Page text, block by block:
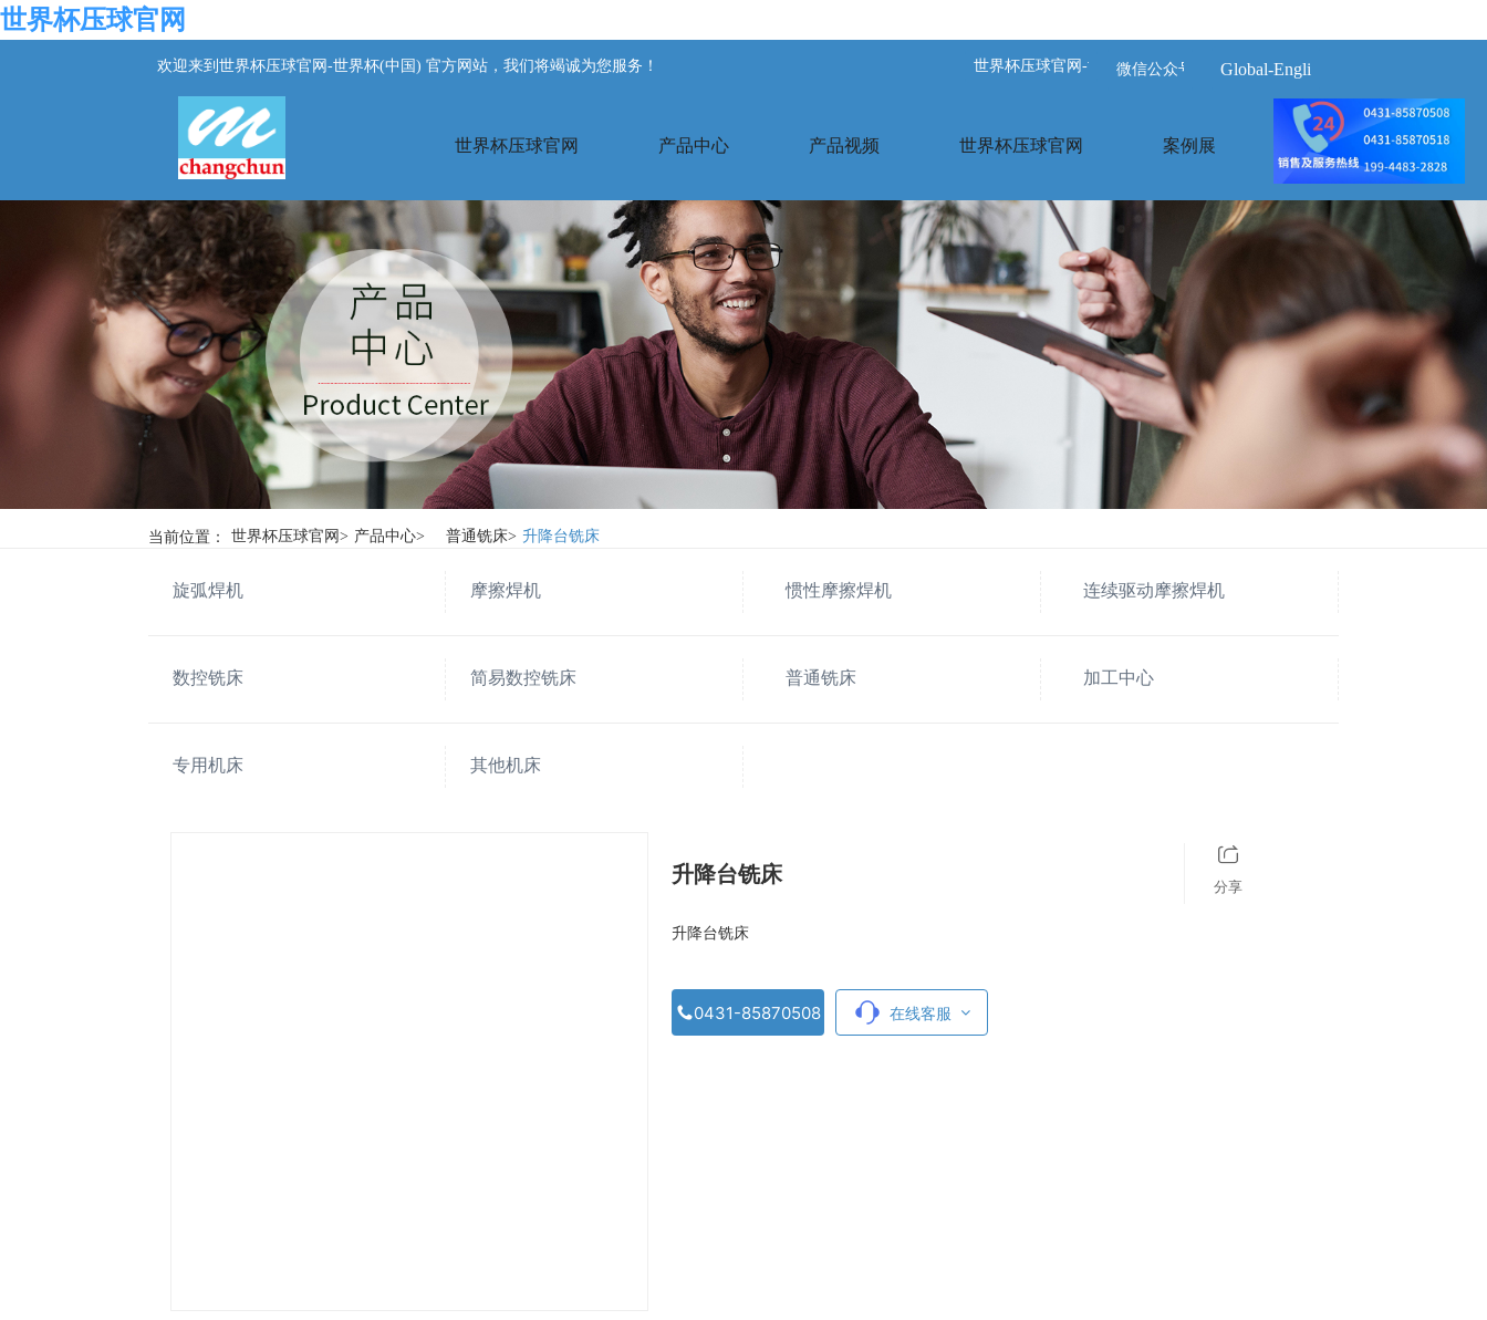
世界杯压球官网
欢迎来到世界杯压球官网-世界杯(中国) 官方网站，我们将竭诚为您服务！ 世界杯压球官网-世界杯(中国)
微信公众号 Global-English
世界杯压球官网 产品中心 产品视频 世界杯压球官网 案例展示 荣誉资质
当前位置： 世界杯压球官网> 产品中心> 普通铣床> 升降台铣床
旋弧焊机 摩擦焊机 惯性摩擦焊机 连续驱动摩擦焊机
数控铣床 简易数控铣床 普通铣床 加工中心
专用机床 其他机床
升降台铣床
分享
升降台铣床
0431-85870508 在线客服